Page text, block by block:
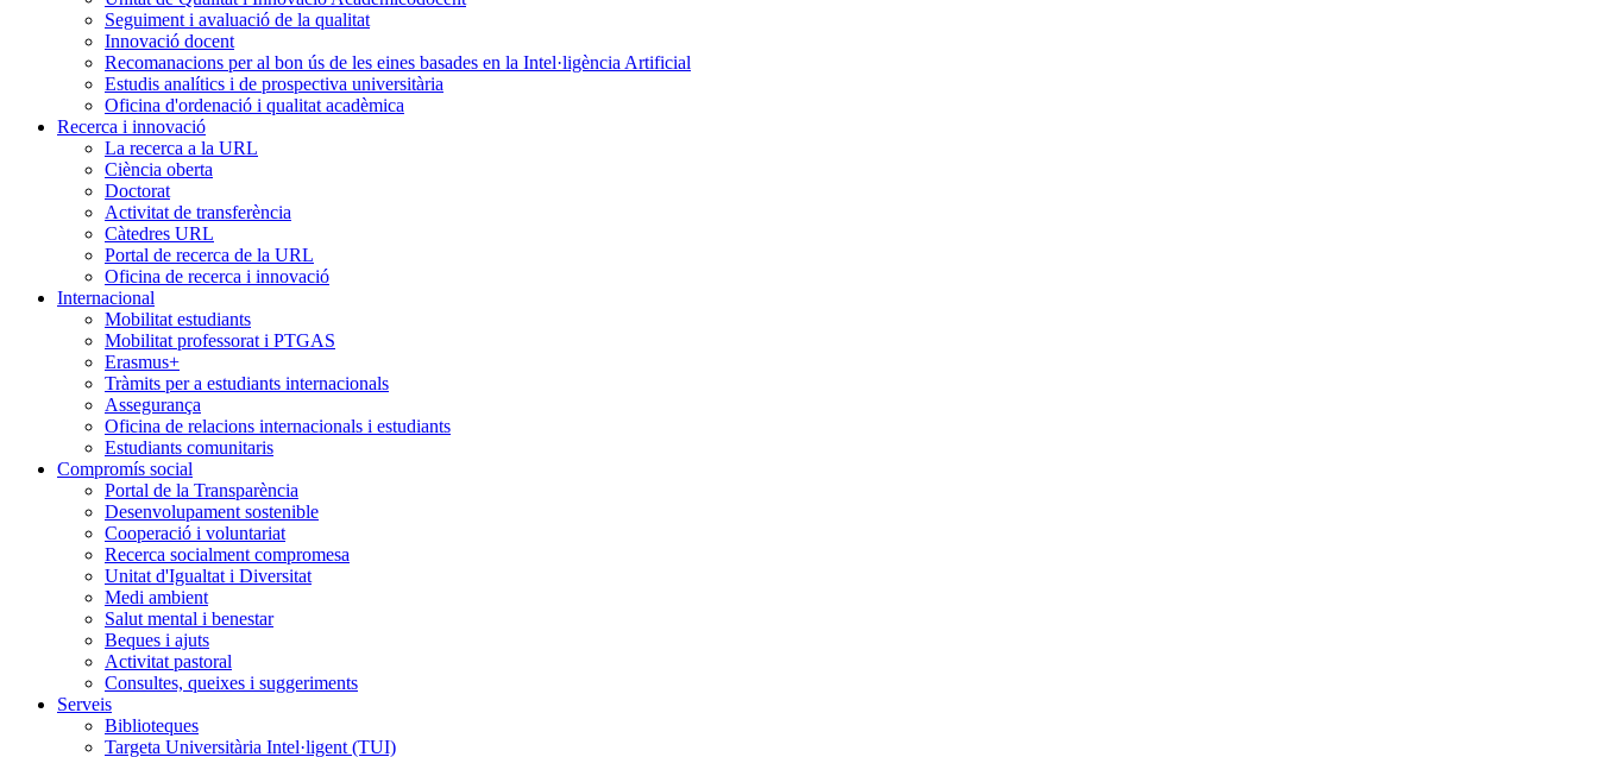
Seguiment i avaluació de la qualitat
Innovació docent
Recomanacions per al bon ús de les eines basades en la Intel·ligència Artificial
Estudis analítics i de prospectiva universitària
Oficina d'ordenació i qualitat acadèmica
Recerca i innovació
La recerca a la URL
Ciència oberta
Doctorat
Activitat de transferència
Càtedres URL
Portal de recerca de la URL
Oficina de recerca i innovació
Internacional
Mobilitat estudiants
Mobilitat professorat i PTGAS
Erasmus+
Tràmits per a estudiants internacionals
Assegurança
Oficina de relacions internacionals i estudiants
Estudiants comunitaris
Compromís social
Portal de la Transparència
Desenvolupament sostenible
Cooperació i voluntariat
Recerca socialment compromesa
Unitat d'Igualtat i Diversitat
Medi ambient
Salut mental i benestar
Beques i ajuts
Activitat pastoral
Consultes, queixes i suggeriments
Serveis
Biblioteques
Targeta Universitària Intel·ligent (TUI)